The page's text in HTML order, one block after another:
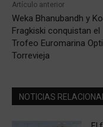
Artículo anterior
Weka Bhanubandh y
Fragkiski conquistan el
Trofeo Euromarina
Torrevieja
NOTICIAS